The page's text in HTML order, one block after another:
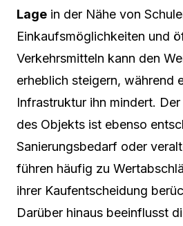
Lage in der Nähe von
Einkaufsmöglichkeiten und
Verkehrsmitteln kann den
erheblich steigern, während
Infrastruktur ihn mindert. Der
des Objekts ist ebenso
Sanierungsbedarf oder
führen häufig zu
ihrer Kaufentscheidung
Darüber hinaus beeinflusst